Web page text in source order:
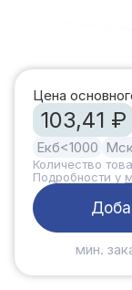
Цена
103,41 ₽
Екб<1000 Мск
Количество
Подробности у
мин.